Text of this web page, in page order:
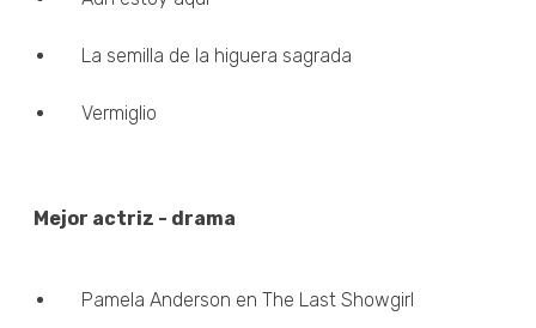
La semilla de la higuera sagrada
Vermiglio
Mejor actriz - drama
Pamela Anderson en The Last Showgirl